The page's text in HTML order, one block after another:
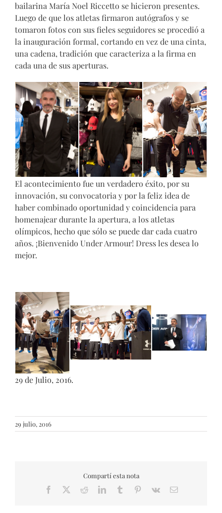
bailarina María Noel Riccetto se hicieron presentes.
Luego de que los atletas firmaron autógrafos y se
tomaron fotos con sus fieles seguidores se procedió a
la inauguración formal, cortando en vez de una cinta,
una cadena, tradición que caracteriza a la firma en
cada una de sus aperturas.
El acontecimiento fue un verdadero éxito, por su
innovación, su convocatoria y por la feliz idea de
haber combinado oportunidad y coincidencia para
homenajear durante la apertura, a los atletas
olímpicos, hecho que sólo se puede dar cada cuatro
años. ¡Bienvenido Under Armour! Dress les desea lo
mejor.
29 de Julio, 2016.
29 julio, 2016
Compartí esta nota
Facebook RedditLinkedInTumblr Pinterest
Vk Email